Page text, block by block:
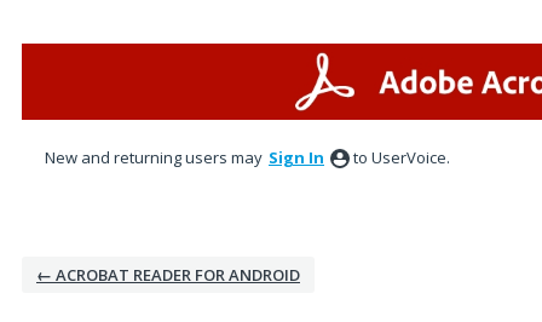
New and returning users may Sign In to UserVoice.
← ACROBAT READER FOR ANDROID